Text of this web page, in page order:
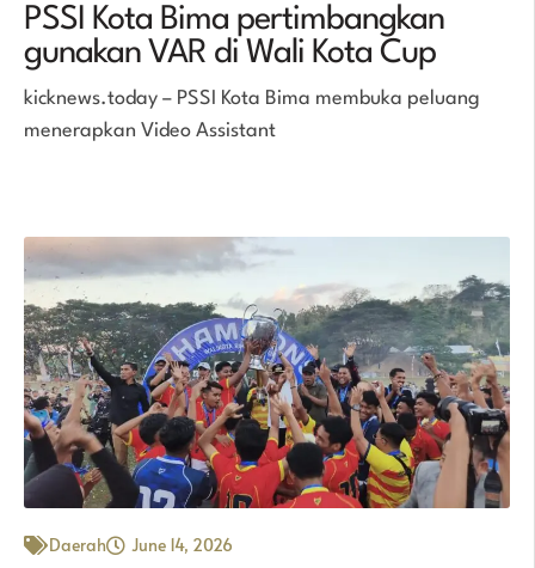
PSSI Kota Bima pertimbangkan
gunakan VAR di Wali Kota Cup
kicknews.today – PSSI Kota Bima membuka peluang
menerapkan Video Assistant
Daerah June 14, 2026